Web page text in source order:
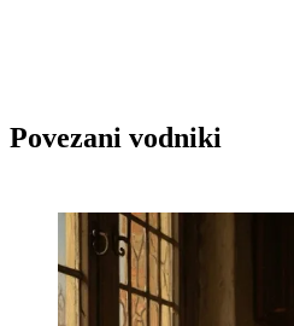
Povezani vodniki